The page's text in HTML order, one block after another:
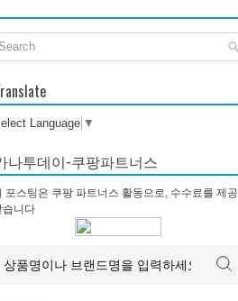
라면
Language ▼
나투데이-쿠팡파트너스
포스팅은 쿠팡 파트너스 활동으로, 수수료를 제공
습니다